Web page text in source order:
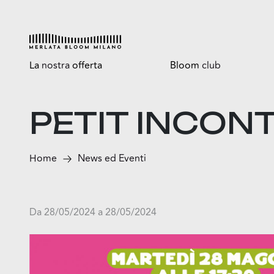
La nostraofferta
Esplora
Shop
Esselunga
Bloom club
Tutti i vantaggi
Bloomtasty
PETIT
Home News ed Eventi
Da 28/05/2024 a 28/05/2024